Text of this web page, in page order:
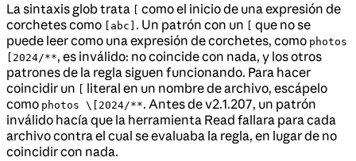
La sintaxis glob trata
como el inicio de una expresión de
corchetes como
[abc] . Un patrón con un
que no se
puede leer como una expresión de corchetes, como photos
[2024/**, es inválido: no coincide con nada, y los otros
patrones de la regla siguen funcionando. Para hacer
coincidir un
literal en un nombre de archivo, escápelo
como photos \[2024/**. Antes de v2.1.207, un patrón
inválido hacía que la herramienta Read fallara para cada
archivo contra el cual se evaluaba la regla, en lugar de no
coincidir con nada.